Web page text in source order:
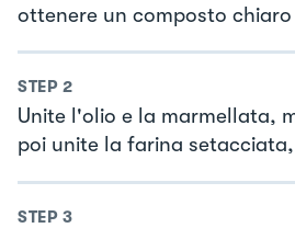
ottenere un composto chiaro
STEP 2
Unite l'olio e la marmellata,
poi unite la farina
STEP 3